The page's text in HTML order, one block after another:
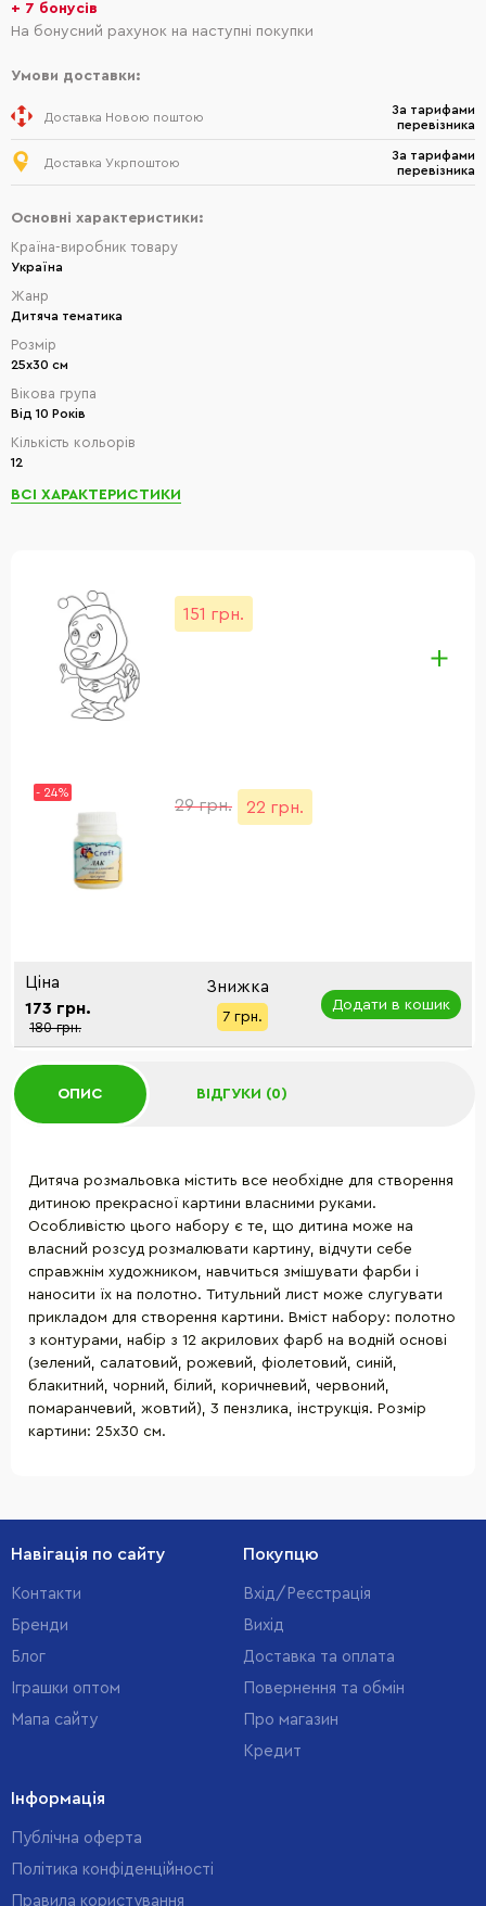
+ 7 бонусів
На бонусний рахунок на наступні покупки
Умови доставки:
Доставка Новою поштою
За тарифами
перевізника
Доставка Укрпоштою
За тарифами
перевізника
Основні характеристики:
Країна-виробник товару
Україна
Жанр
Дитяча тематика
Розмір
25х30 см
Вікова група
Від 10 Років
Кількість кольорів
12
ВСІ ХАРАКТЕРИСТИКИ
151 грн.
- 24%
29 грн. 22 грн.
Ціна
173 грн.
180 грн.
Знижка
7 грн.
Додати в кошик
ОПИС ВІДГУКИ (0)
Дитяча розмальовка містить все необхідне для створення
дитиною прекрасної картини власними руками.
Особливістю цього набору є те, що дитина може на
власний розсуд розмалювати картину, відчути себе
справжнім художником, навчиться змішувати фарби і
наносити їх на полотно. Титульний лист може слугувати
прикладом для створення картини. Вміст набору: полотно
з контурами, набір з 12 акрилових фарб на водній основі
(зелений, салатовий, рожевий, фіолетовий, синій,
блакитний, чорний, білий, коричневий, червоний,
помаранчевий, жовтий), 3 пензлика, інструкція. Розмір
картини: 25х30 см.
Навігація по сайту
Контакти
Бренди
Блог
Іграшки оптом
Мапа сайту
Покупцю
Вхід/Реєстрація
Вихід
Доставка та оплата
Повернення та обмін
Про магазин
Кредит
Інформація
Публічна оферта
Політика конфіденційності
Правила користування